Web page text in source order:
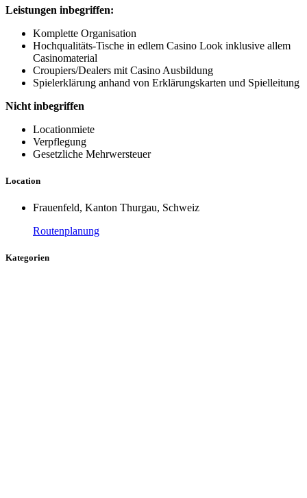
Leistungen inbegriffen:
Komplette Organisation
Hochqualitäts-Tische in edlem Casino Look inklusive allem
Casinomaterial
Croupiers/Dealers mit Casino Ausbildung
Spielerklärung anhand von Erklärungskarten und Spielleitung
Nicht inbegriffen
Locationmiete
Verpflegung
Gesetzliche Mehrwersteuer
Location
Frauenfeld, Kanton Thurgau, Schweiz
Routenplanung
Kategorien